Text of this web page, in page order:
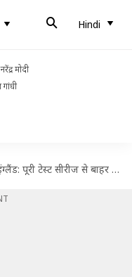
Hindi
नरेंद्र मोदी
गांधी
टेस्ट सीरीज से बाहर हुए रविंद्र जडेजा- रिपोर्ट